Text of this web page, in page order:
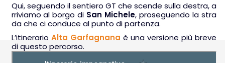
Qui, seguendo il sentiero GT che scende sulla destra, a
rriviamo al borgo di San Michele, proseguendo la stra
da che ci conduce al punto di partenza.
L’itinerario Alta Garfagnana è una versione più breve
di questo percorso.